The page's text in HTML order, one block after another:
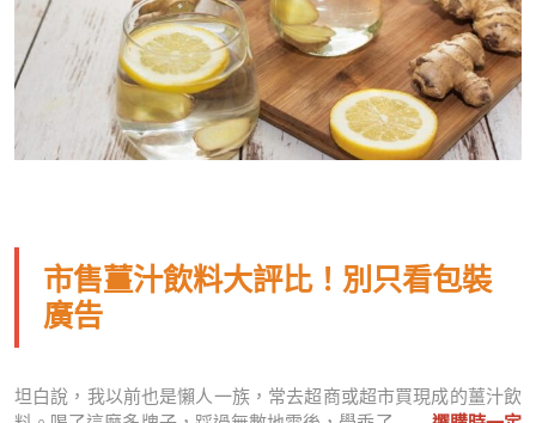
市售薑汁飲料大評比！別只看包裝
廣告
坦白說，我以前也是懶人一族，常去超商或超市買現成的薑汁飲